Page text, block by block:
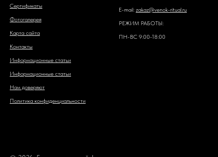
Сертификаты
Фотогалерея
Карта сайта
Контакты
Информационные статьи
Информационные статьи
Нам доверяют
Политика конфиденциальности
E-mail: zakaz@venok-ritual.ru
РЕЖИМ РАБОТЫ:
ПН-ВС 9:00-18:00